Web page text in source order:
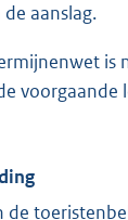
aanslag.
is
voorgaande
de